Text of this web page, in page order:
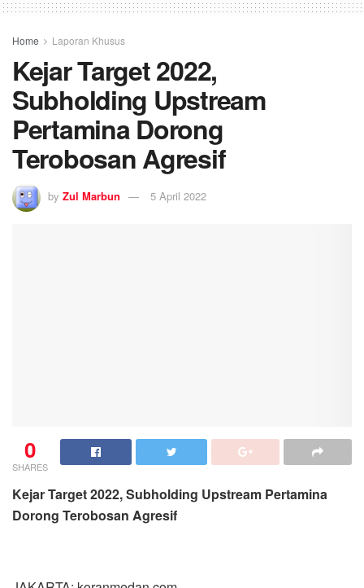
Home Laporan Khusus
Kejar Target 2022,
Subholding Upstream
Pertamina Dorong
Terobosan Agresif
by Zul Marbun 5 April 2022
0
SHARES
Kejar Target 2022, Subholding Upstream Pertamina
Dorong Terobosan Agresif